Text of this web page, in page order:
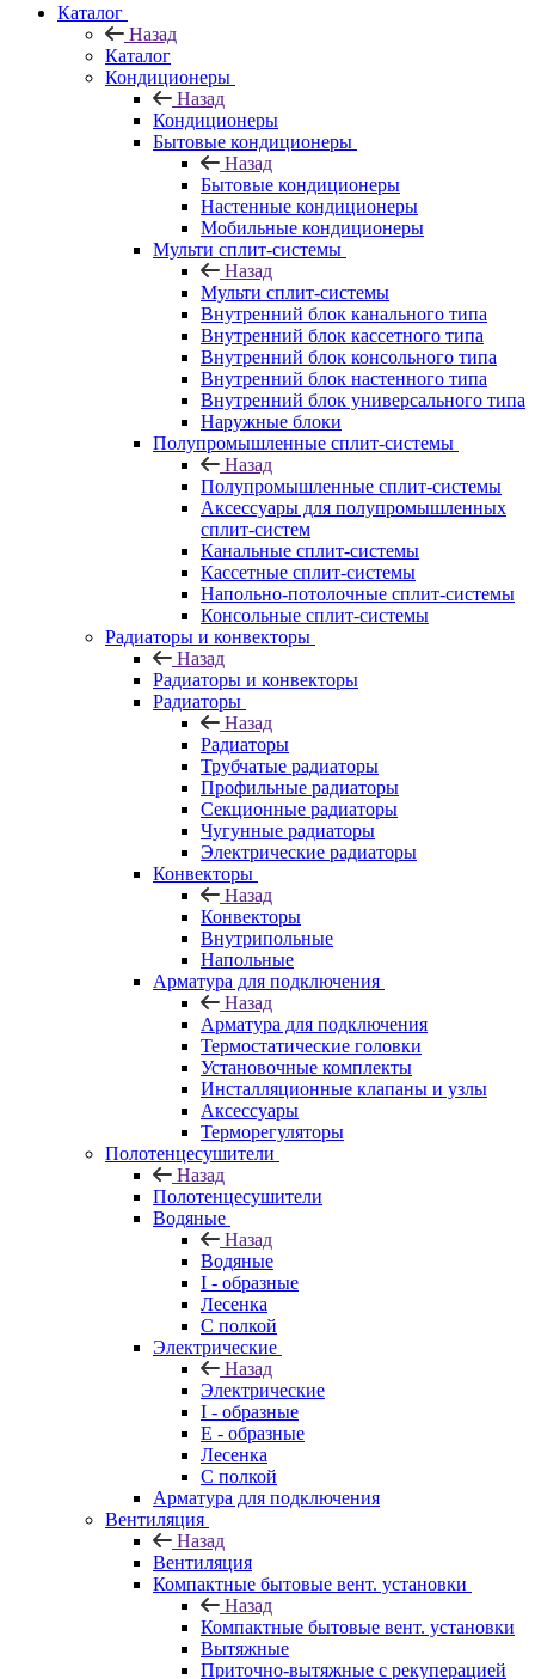
Каталог
Назад
Каталог
Кондиционеры
Назад
Кондиционеры
Бытовые кондиционеры
Назад
Бытовые кондиционеры
Настенные кондиционеры
Мобильные кондиционеры
Мульти сплит-системы
Назад
Мульти сплит-системы
Внутренний блок канального типа
Внутренний блок кассетного типа
Внутренний блок консольного типа
Внутренний блок настенного типа
Внутренний блок универсального типа
Наружные блоки
Полупромышленные сплит-системы
Назад
Полупромышленные сплит-системы
Аксессуары для полупромышленных
сплит-систем
Канальные сплит-системы
Кассетные сплит-системы
Напольно-потолочные сплит-системы
Консольные сплит-системы
Радиаторы и конвекторы
Назад
Радиаторы и конвекторы
Радиаторы
Назад
Радиаторы
Трубчатые радиаторы
Профильные радиаторы
Секционные радиаторы
Чугунные радиаторы
Электрические радиаторы
Конвекторы
Назад
Конвекторы
Внутрипольные
Напольные
Арматура для подключения
Назад
Арматура для подключения
Термостатические головки
Установочные комплекты
Инсталляционные клапаны и узлы
Аксессуары
Терморегуляторы
Полотенцесушители
Назад
Полотенцесушители
Водяные
Назад
Водяные
I - образные
Лесенка
С полкой
Электрические
Назад
Электрические
I - образные
E - образные
Лесенка
С полкой
Арматура для подключения
Вентиляция
Назад
Вентиляция
Компактные бытовые вент. установки
Назад
Компактные бытовые вент. установки
Вытяжные
Приточно-вытяжные с рекуперацией